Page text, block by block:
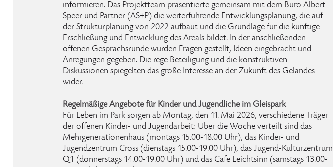
informieren. Das Projektteam präsentierte gemeinsam mit dem Büro Albert
Speer und Partner (AS+P) die weiterführende Entwicklungsplanung, die auf
der Strukturplanung von 2022 aufbaut und die Grundlage für die künftige
Erschließung und Entwicklung des Areals bildet. In der anschließenden
offenen Gesprächsrunde wurden Fragen gestellt, Ideen eingebracht und
Anregungen gegeben. Die rege Beteiligung und die konstruktiven
Diskussionen spiegelten das große Interesse an der Zukunft des Geländes
wider.
Regelmäßige Angebote für Kinder und Jugendliche im Gleispark
Für Leben im Park sorgen ab Montag, den 11. Mai 2026, verschiedene Träger
der offenen Kinder- und Jugendarbeit: Über die Woche verteilt sind das
Mehrgenerationenhaus (montags 15.00-18.00 Uhr), das Kinder- und
Jugendzentrum Cross (dienstags 15.00-19.00 Uhr), das Jugend-Kulturzentrum
Q1 (donnerstags 14.00-19.00 Uhr) und das Cafe Leichtsinn (samstags 13.00-